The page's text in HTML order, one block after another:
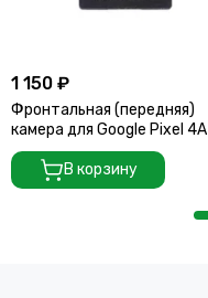
1 150 ₽
Фронтальная (передняя)
камера для Google Pixel 4A
В корзину